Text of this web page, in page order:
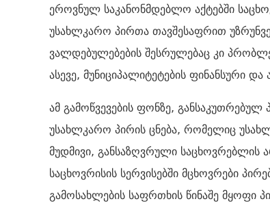
ეროვნულ საკანონმდებლო აქტებში
უსახლკარო პირთა თავშესაფრით
ვალდებულებების შესრულებაც კი
ასევე, მუნიციპალიტეტების ფინანსური
ამ გამოწვევების ფონზე,
უსახლკარო პირის ცნება, რომელიც
მუდმივი, განსაზღვრული საცხოვრებლის
საცხოვრისის სერვისებში მცხოვრები
გამოსახლების საფრთხის წინაშე მყოფი